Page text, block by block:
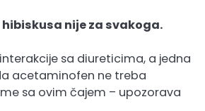
nije za svakoga.
sa diureticima, a jedna
acetaminofen ne treba
sa ovim čajem – upozorava